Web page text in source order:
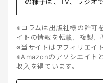
の様子は、TV、ラジオ
※コラムは出版社様の許可
イトの情報を転載、複製、
※当サイトはアフィリエイ
※Amazonのアソシエイト
収入を得ています。